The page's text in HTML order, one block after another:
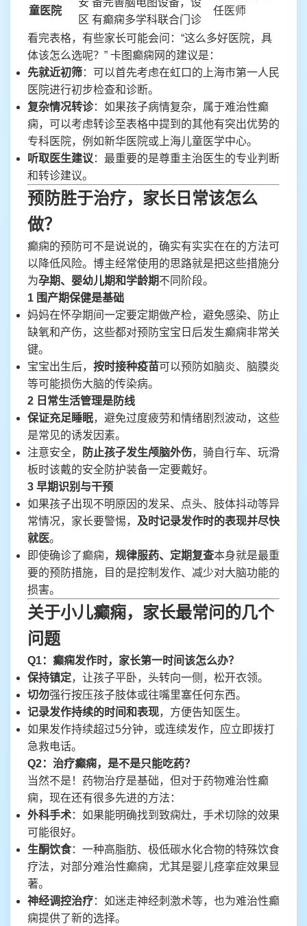
童医院
安
区
备完善脑电图设备，设
有癫痫多学科联合门诊
任医师
看完表格，有些家长可能会问：“这么多好医院，具
体该怎么选呢？” 卡图癫痫网的建议是：
先就近初筛：可以首先考虑在虹口的上海市第一人民
医院进行初步检查和诊断。
复杂情况转诊：如果孩子病情复杂，属于难治性癫
痫，可以考虑转诊至表格中提到的其他有突出优势的
专科医院，例如新华医院或上海儿童医学中心。
听取医生建议 ：最重要的是尊重主治医生的专业判断
和转诊建议。
预防胜于治疗，家长日常该怎么
做？
癫痫的预防可不是说说的，确实有实实在在的方法可
以降低风险。博主经常使用的思路就是把这些措施分
为孕期、婴幼儿期和学龄期不同阶段。
1 围产期保健是基础
妈妈在怀孕期间一定要定期做产检，避免感染、防止
缺氧和产伤，这些都对预防宝宝日后发生癫痫非常关
键。
宝宝出生后， 按时接种疫苗可以预防如脑炎、脑膜炎
等可能损伤大脑的传染病。
2 日常生活管理是防线
保证充足睡眠，避免过度疲劳和情绪剧烈波动，这些
是常见的诱发因素。
注意安全，
防止孩子发生颅脑外伤，骑自行车、玩滑
板时该戴的安全防护装备一定要戴好。
3 早期识别与干预
如果孩子出现不明原因的发呆、点头、肢体抖动等异
常情况，家长要警惕， 及时记录发作时的表现并尽快
就医。
即使确诊了癫痫， 规律服药、定期复查本身就是最重
要的预防措施，目的是控制发作、减少对大脑功能的
损害。
关于小儿癫痫，家长最常问的几个
问题
Q1：癫痫发作时，家长第一时间该怎么办？
保持镇定，让孩子平卧，头转向一侧，松开衣领。
切勿强行按压孩子肢体或往嘴里塞任何东西。
记录发作持续的时间和表现，方便告知医生。
如果发作持续超过5分钟，或连续发作，应立即拨打
急救电话。
Q2：治疗癫痫，是不是只能吃药？
当然不是！药物治疗是基础，但对于药物难治性癫
痫，现在还有很多先进的方法：
外科手术：如果能明确找到致痫灶，手术切除的效果
可能很好。
生酮饮食：一种高脂肪、极低碳水化合物的特殊饮食
疗法，对部分难治性癫痫，尤其是婴儿痉挛症效果显
著。
神经调控治疗：如迷走神经刺激术等，也为难治性癫
痫提供了新的选择。